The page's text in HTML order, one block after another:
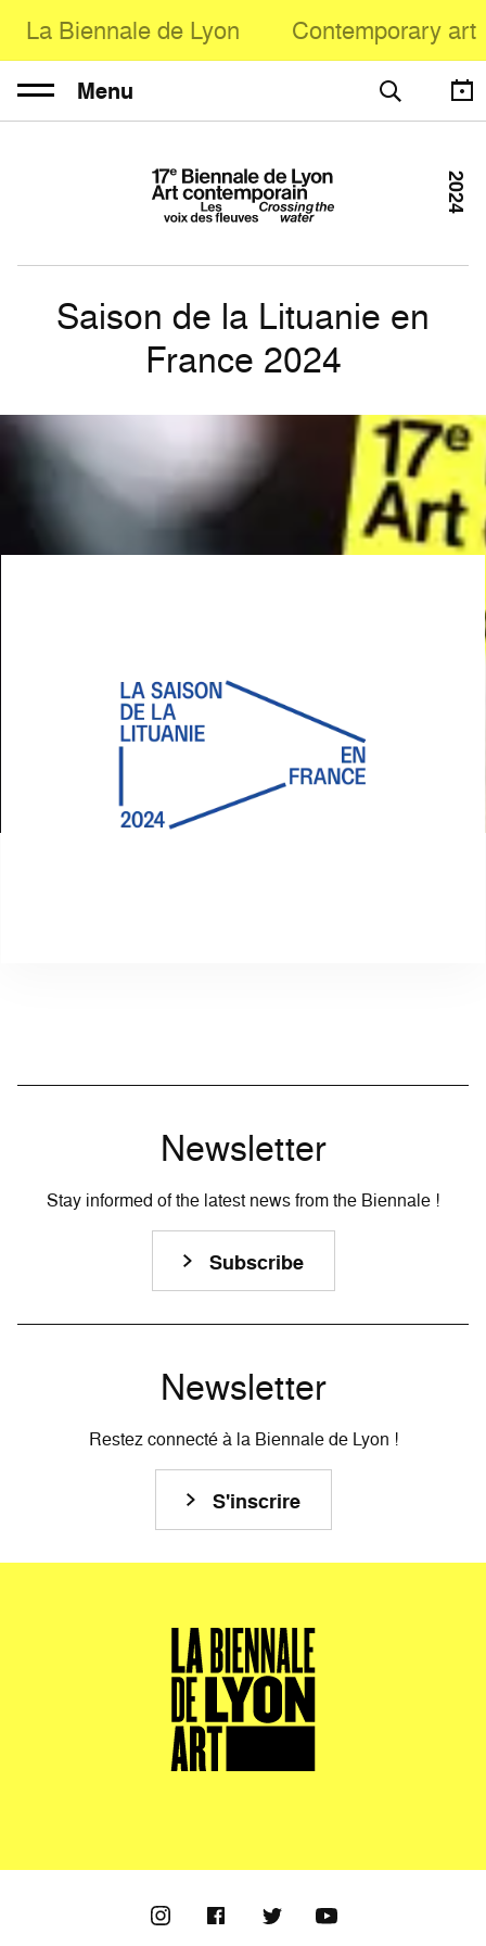
La Biennale de Lyon Contemporary art
Menu
Saison de la Lituanie en
France 2024
2024
Newsletter
Stay informed of the latest news from the Biennale !
Subscribe
Newsletter
Restez connecté à la Biennale de Lyon !
S'inscrire